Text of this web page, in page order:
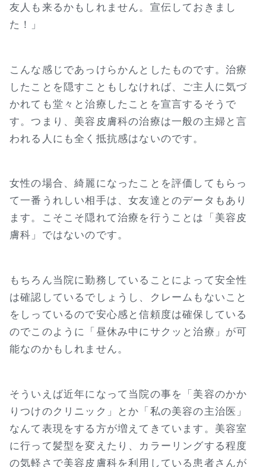
友人も来るかもしれません。宣伝しておきまし
た！」
こんな感じであっけらかんとしたものです。治療
したことを隠すこともしなければ、ご主人に気づ
かれても堂々と治療したことを宣言するそうで
す。つまり、美容皮膚科の治療は一般の主婦と言
われる人にも全く抵抗感はないのです。
女性の場合、綺麗になったことを評価してもらっ
て一番うれしい相手は、女友達とのデータもあり
ます。こそこそ隠れて治療を行うことは「美容皮
膚科」ではないのです。
もちろん当院に勤務していることによって安全性
は確認しているでしょうし、クレームもないこと
をしっているので安心感と信頼度は確保している
のでこのように「昼休み中にサクッと治療」が可
能なのかもしれません。
そういえば近年になって当院の事を「美容のかか
りつけのクリニック」とか「私の美容の主治医」
なんて表現をする方が増えてきています。美容室
に行って髪型を変えたり、カラーリングする程度
の気軽さで美容皮膚科を利用している患者さんが